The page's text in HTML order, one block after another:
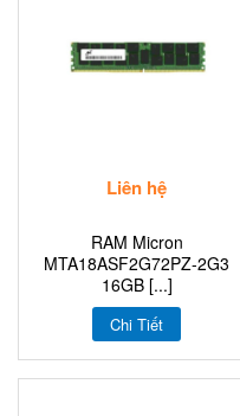
Liên hệ
RAM Micron
MTA18ASF2G72PZ-2G3
16GB [...]
Chi Tiết